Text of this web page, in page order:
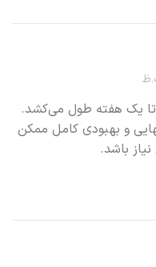
تا یک هفته طول می‌کشد.
و بهبودی کامل ممکن
باشد.